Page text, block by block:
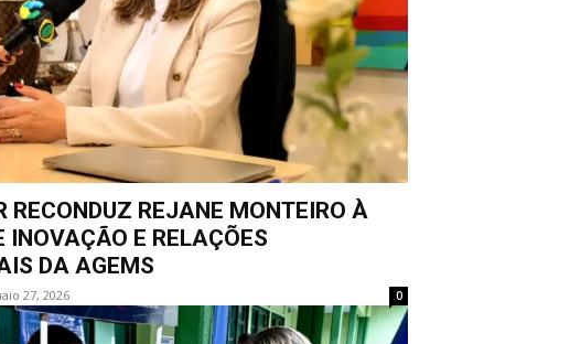
RECONDUZ REJANE MONTEIRO À
INOVAÇÃO E RELAÇÕES
DA AGEMS
27, 2026 0